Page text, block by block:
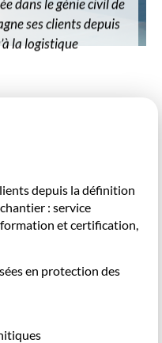
depuis la définition
: service
et certification,
en protection des